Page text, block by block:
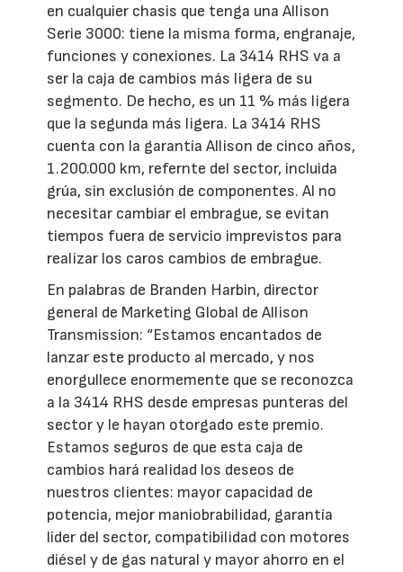
en cualquier chasis que tenga una Allison
Serie 3000: tiene la misma forma, engranaje,
funciones y conexiones. La 3414 RHS va a
ser la caja de cambios más ligera de su
segmento. De hecho, es un 11 % más ligera
que la segunda más ligera. La 3414 RHS
cuenta con la garantía Allison de cinco años,
1.200.000 km, refernte del sector, incluida
grúa, sin exclusión de componentes. Al no
necesitar cambiar el embrague, se evitan
tiempos fuera de servicio imprevistos para
realizar los caros cambios de embrague.
En palabras de Branden Harbin, director
general de Marketing Global de Allison
Transmission: “Estamos encantados de
lanzar este producto al mercado, y nos
enorgullece enormemente que se reconozca
a la 3414 RHS desde empresas punteras del
sector y le hayan otorgado este premio.
Estamos seguros de que esta caja de
cambios hará realidad los deseos de
nuestros clientes: mayor capacidad de
potencia, mejor maniobrabilidad, garantía
líder del sector, compatibilidad con motores
diésel y de gas natural y mayor ahorro en el